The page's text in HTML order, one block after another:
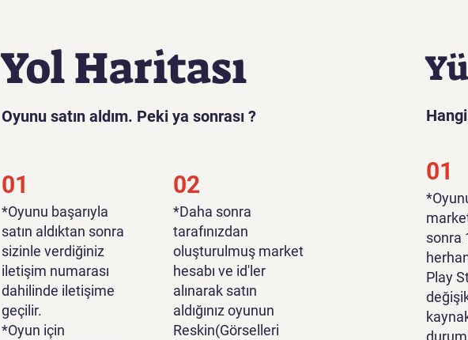
Yol Haritası
Oyunu satın aldım. Peki ya sonrası ?
01
*Oyunu başarıyla
satın aldıktan sonra
sizinle verdiğiniz
iletişim numarası
dahilinde iletişime
geçilir.
*Oyun için
02
*Daha sonra
tarafınızdan
oluşturulmuş market
hesabı ve id'ler
alınarak satın
aldığınız oyunun
Reskin(Görselleri
01
sonra
Play